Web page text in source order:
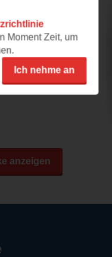
der Tiere
und weckt
anzeigen
Moment Zeit, um
Ich nehme an